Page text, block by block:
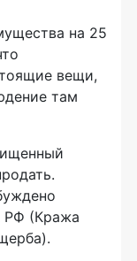
на 25
вещи,
там
РФ (Кража